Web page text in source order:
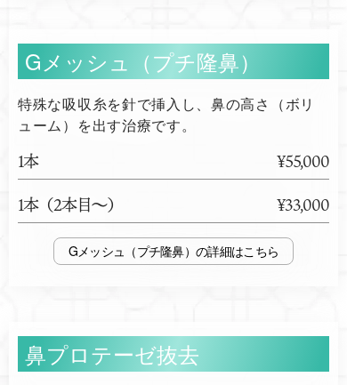
Gメッシュ（プチ隆鼻）
特殊な吸収糸を針で挿入し、鼻の高さ（ボリ
ューム）を出す治療です。
1本
¥55,000
1本（2本目～）
¥33,000
Gメッシュ（プチ隆鼻）
鼻プロテーゼ抜去